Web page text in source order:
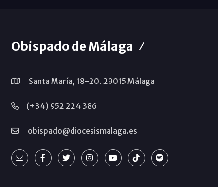
Obispado de Málaga
Santa María, 18-20. 29015 Málaga
(+34) 952 224 386
obispado@diocesismalaga.es